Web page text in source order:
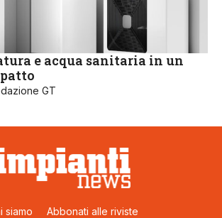
e acqua sanitaria in un
GT
siamo Abbonati alle riviste